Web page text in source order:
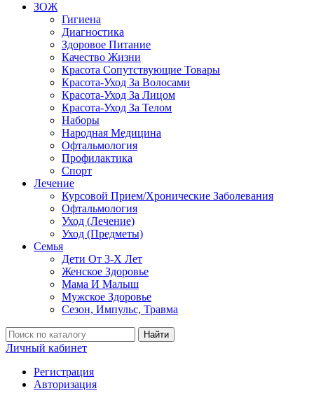
ЗОЖ
Гигиена
Диагностика
Здоровое Питание
Качество Жизни
Красота Сопутствующие Товары
Красота-Уход За Волосами
Красота-Уход За Лицом
Красота-Уход За Телом
Наборы
Народная Медицина
Офтальмология
Профилактика
Спорт
Лечение
Курсовой Прием/Хронические Заболевания
Офтальмология
Уход (Лечение)
Уход (Предметы)
Семья
Дети От 3-Х Лет
Женское Здоровье
Мама И Малыш
Мужское Здоровье
Сезон, Импульс, Травма
Найти
Личный кабинет
Регистрация
Авторизация